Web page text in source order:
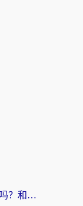
海外党必看：快帆TV版VPN好用吗？和快游VPN对比哪个回国效果更好？附实用避坑指南